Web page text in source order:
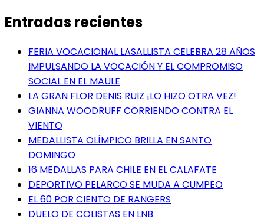
Entradas recientes
FERIA VOCACIONAL LASALLISTA CELEBRA 28 AÑOS
IMPULSANDO LA VOCACIÓN Y EL COMPROMISO
SOCIAL EN EL MAULE
LA GRAN FLOR DENIS RUIZ ¡LO HIZO OTRA VEZ!
GIANNA WOODRUFF CORRIENDO CONTRA EL
VIENTO
MEDALLISTA OLÍMPICO BRILLA EN SANTO
DOMINGO
16 MEDALLAS PARA CHILE EN EL CALAFATE
DEPORTIVO PELARCO SE MUDA A CUMPEO
EL 60 POR CIENTO DE RANGERS
DUELO DE COLISTAS EN LNB